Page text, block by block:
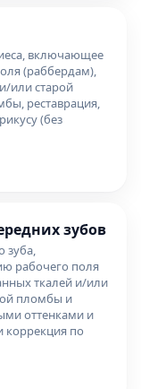
включающее
(раббердам),
или старой
реставрация,
(без
зубов
зуба,
рабочего поля
ткалей и/или
пломбы и
оттенками и
коррекция по